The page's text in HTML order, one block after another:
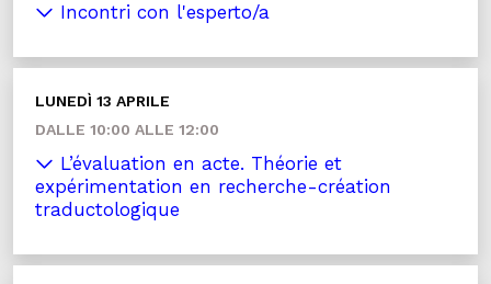
Incontri con l'esperto/a
LUNEDÌ 13 APRILE
DALLE 10:00 ALLE 12:00
L’évaluation en acte. Théorie et
expérimentation en recherche-création
traductologique